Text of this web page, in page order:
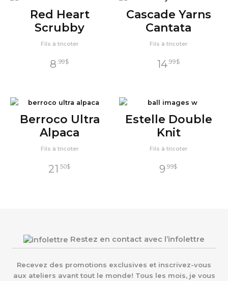
Red Heart
Scrubby
Fils à tricoter
8 .99$
Cascade Yarns
Cantata
Fils à tricoter
14.99$
Berroco Ultra
Alpaca
Fils à tricoter
21 .50$
Estelle Double
Knit
Fils à tricoter
9 .99$
Restez en contact avec l’infolettre
Recevez des promotions exclusives et inscrivez-vous
aux ateliers avant tout le monde! Tous les mois, je vous